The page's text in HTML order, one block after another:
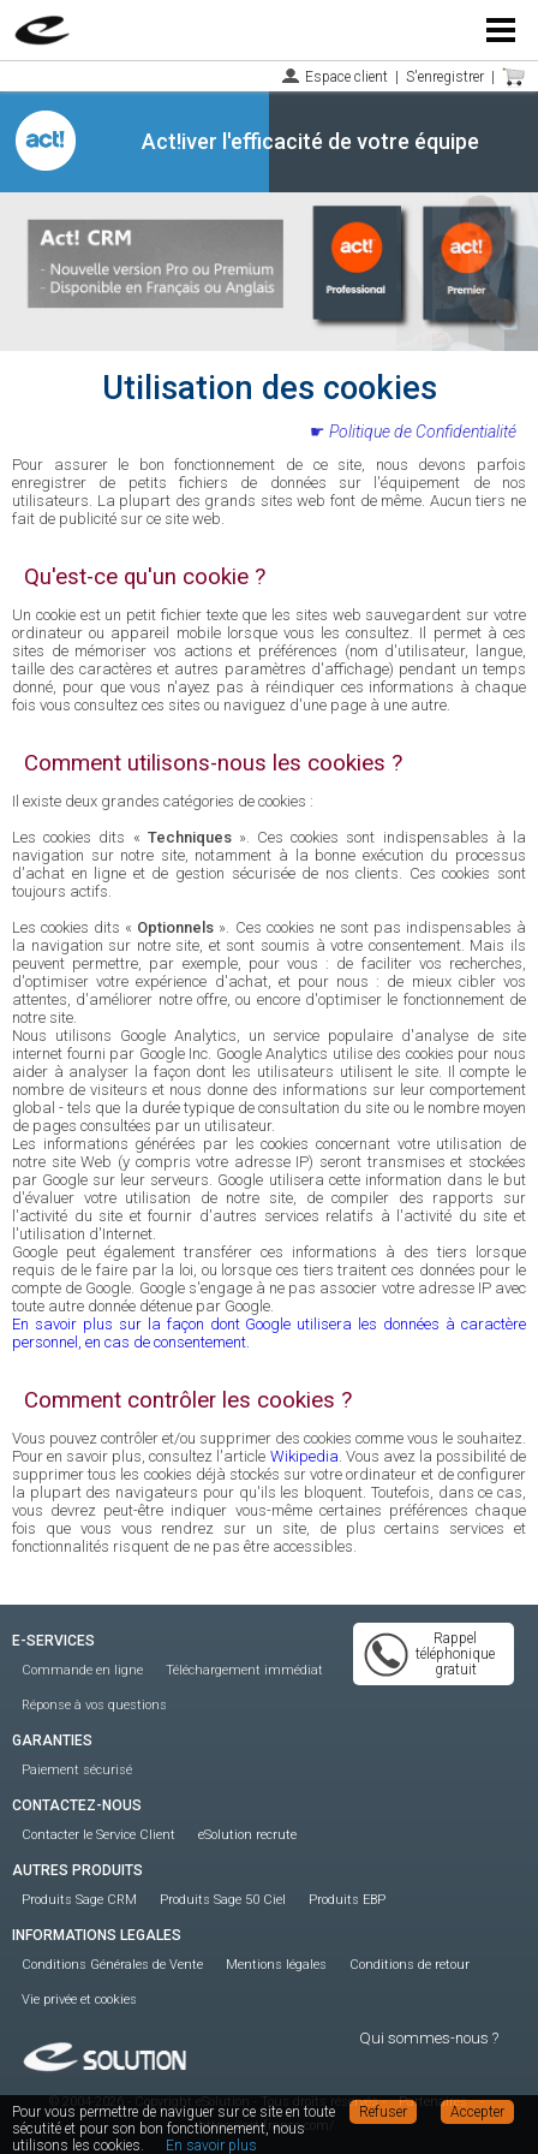
Menu
Espace client S'enregistrer
Act!iver l'efficacité de votre équipe
Utilisation des cookies
Politique de Confidentialité
Pour assurer le bon fonctionnement de ce site, nous devons parfois
enregistrer de petits fichiers de données sur l'équipement de nos
utilisateurs. La plupart des grands sites web font de même. Aucun tiers ne
fait de publicité sur ce site web.
Qu'est-ce qu'un cookie ?
Un cookie est un petit fichier texte que les sites web sauvegardent sur votre
ordinateur ou appareil mobile lorsque vous les consultez. Il permet à ces
sites de mémoriser vos actions et préférences (nom d'utilisateur, langue,
taille des caractères et autres paramètres d'affichage) pendant un temps
donné, pour que vous n'ayez pas à réindiquer ces informations à chaque
fois vous consultez ces sites ou naviguez d'une page à une autre.
Comment utilisons-nous les cookies ?
Il existe deux grandes catégories de cookies :
Les cookies dits « Techniques». Ces cookies sont indispensables à la
navigation sur notre site, notamment à la bonne exécution du processus
d'achat en ligne et de gestion sécurisée de nos clients. Ces cookies sont
toujours actifs.
Les cookies dits « Optionnels ». Ces cookies ne sont pas indispensables à
la navigation sur notre site, et sont soumis à votre consentement. Mais ils
peuvent permettre, par exemple, pour vous : de faciliter vos recherches,
d'optimiser votre expérience d'achat, et pour nous : de mieux cibler vos
attentes, d'améliorer notre offre, ou encore d'optimiser le fonctionnement de
notre site.
Nous utilisons Google Analytics, un service populaire d'analyse de site
internet fourni par Google Inc. Google Analytics utilise des cookies pour nous
aider à analyser la façon dont les utilisateurs utilisent le site. Il compte le
nombre de visiteurs et nous donne des informations sur leur comportement
global - tels que la durée typique de consultation du site ou le nombre moyen
de pages consultées par un utilisateur.
Les informations générées par les cookies concernant votre utilisation de
notre site Web (y compris votre adresse IP) seront transmises et stockées
par Google sur leur serveurs. Google utilisera cette information dans le but
d'évaluer votre utilisation de notre site, de compiler des rapports sur
l'activité du site et fournir d'autres services relatifs à l'activité du site et
l'utilisation d'Internet.
Google peut également transférer ces informations à des tiers lorsque
requis de le faire par la loi, ou lorsque ces tiers traitent ces données pour le
compte de Google. Google s'engage à ne pas associer votre adresse IP avec
toute autre donnée détenue par Google.
En savoir plus sur la façon dont Google utilisera les données à caractère
personnel, en cas de consentement.
Comment contrôler les cookies ?
Vous pouvez contrôler et/ou supprimer des cookies comme vous le souhaitez.
Pour en savoir plus, consultez l'article Wikipedia. Vous avez la possibilité de
supprimer tous les cookies déjà stockés sur votre ordinateur et de configurer
la plupart des navigateurs pour qu'ils les bloquent. Toutefois, dans ce cas,
vous devrez peut-être indiquer vous-même certaines préférences chaque
fois que vous vous rendrez sur un site, de plus certains services et
fonctionnalités risquent de ne pas être accessibles.
Rappel
téléphonique
gratuit
E-SERVICES
Commande en ligne Téléchargement immédiat
Réponse à vos questions
GARANTIES
Paiement sécurisé
CONTACTEZ-NOUS
Contacter le Service Client eSolution recrute
AUTRES PRODUITS
Produits Sage CRM Produits Sage 50 Ciel Produits EBP
INFORMATIONS LEGALES
Conditions Générales de Vente Mentions légales Conditions de retour
Vie privée et cookies
Qui sommes-nous ?
© 2004-2026 - Copyright eSolution - Tous droits réservés- Partenaires
-
https://act-france.com/
Accepter
Refuser
Pour vous permettre de naviguer sur ce site en toute
sécutité et pour son bon fonctionnement, nous
utilisons les cookies.
En savoir plus